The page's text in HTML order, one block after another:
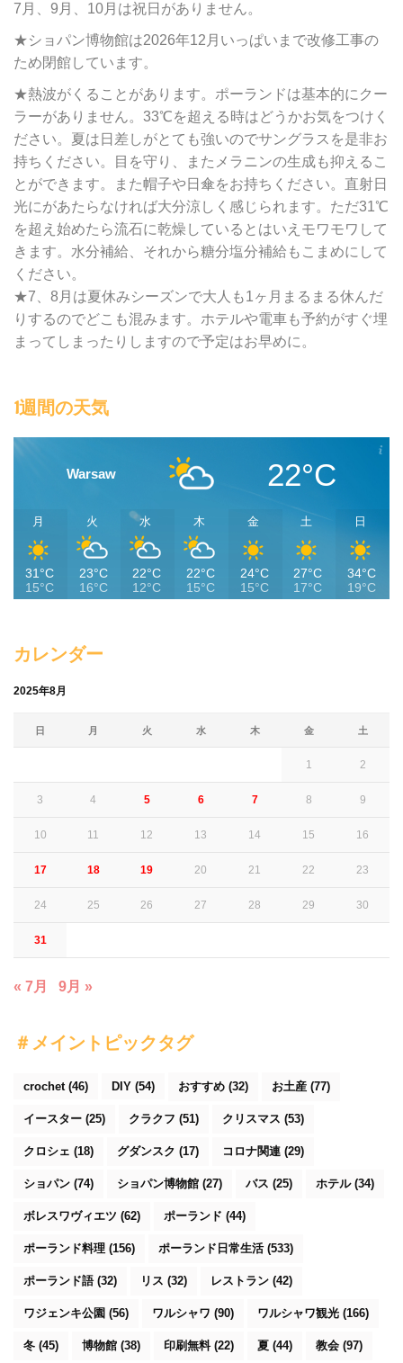
7月、9月、10月は祝日がありません。
★ショパン博物館は2026年12月いっぱいまで改修工事の
ため閉館しています。
★熱波がくることがあります。ポーランドは基本的にクー
ラーがありません。33℃を超える時はどうかお気をつけく
ださい。夏は日差しがとても強いのでサングラスを是非お
持ちください。目を守り、またメラニンの生成も抑えるこ
とができます。また帽子や日傘をお持ちください。直射日
光にがあたらなければ大分涼しく感じられます。ただ31℃
を超え始めたら流石に乾燥しているとはいえモワモワして
きます。水分補給、それから糖分塩分補給もこまめにして
ください。
★7、8月は夏休みシーズンで大人も1ヶ月まるまる休んだ
りするのでどこも混みます。ホテルや電車も予約がすぐ埋
まってしまったりしますので予定はお早めに。
1週間の天気
Warsaw 22°C
月
31°C
15°C
火
23°C
16°C
水
22°C
12°C
木
22°C
15°C
金
24°C
15°C
土
27°C
17°C
日
34°C
19°C
カレンダー
2025年8月
日 月 火 水 木 金 土
1 2
3 4 5 6 7 8 9
10 11 12 13 14 15 16
17 18 19 20 21 22 23
24 25 26 27 28 29 30
31
« 7月 9月 »
＃メイントピックタグ
crochet(46) DIY (54) おすすめ (32) お土産 (77)
イースター (25) クラクフ (51) クリスマス (53)
クロシェ (18) グダンスク (17) コロナ関連 (29)
ショパン (74) ショパン博物館 (27) バス (25) ホテル(34)
ボレスワヴィエツ (62) ポーランド (44)
ポーランド料理 (156) ポーランド日常生活(533)
ポーランド語(32) リス (32) レストラン (42)
ワジェンキ公園 (56) ワルシャワ (90) ワルシャワ観光 (166)
冬 (45) 博物館 (38) 印刷無料(22) 夏 (44) 教会 (97)